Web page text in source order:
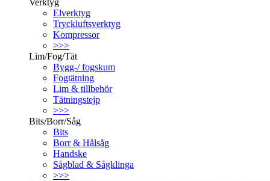
Verktyg
Elverktyg
Tryckluftsverktyg
Kompressor
>>>
Lim/Fog/Tät
Bygg-/ fogskum
Fogtätning
Lim & tillbehör
Tätningstejp
>>>
Bits/Borr/Såg
Bits
Borr & Hålsåg
Handske
Sågblad & Sågklinga
>>>